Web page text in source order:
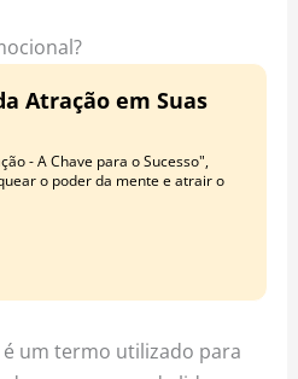
a
m t
Atração em Suas
- A Chave para o Sucesso",
o poder da mente e atrair o
um termo utilizado para